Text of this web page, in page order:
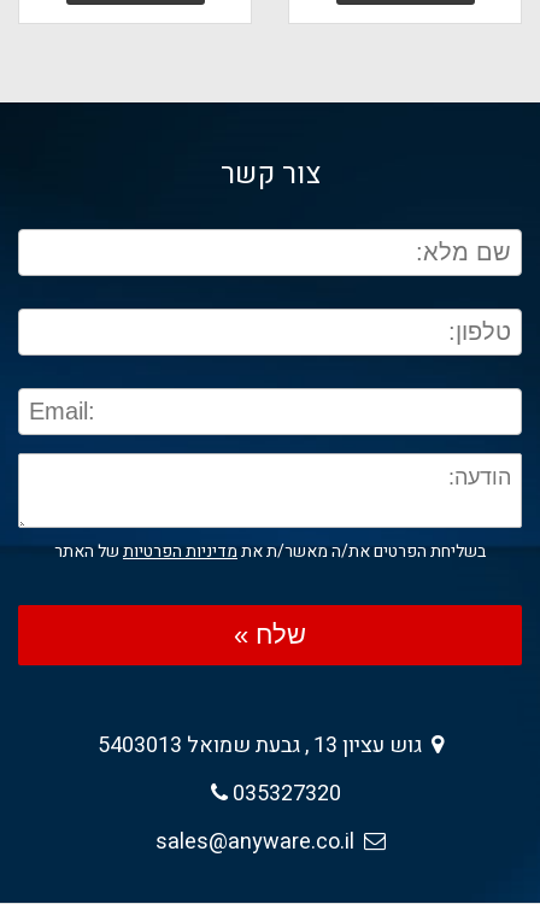
צור קשר
בשליחת הפרטים את/ה מאשר/ת אתמדיניות הפרטיותשל האתר
שלח »
גוש עציון 13 , גבעת שמואל 5403013
035327320